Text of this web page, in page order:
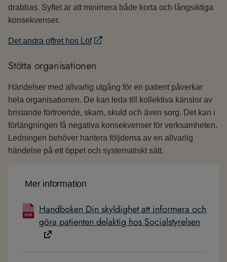
drabbas. Syftet är att minimera både korta och långsiktiga
konsekvenser.
Det andra offret hos Löf
Stötta organisationen
Händelser med allvarlig utgång för en patient påverkar
hela organisationen. De kan leda till kollektiva känslor av
bristande förtroende, skam, skuld och även sorg. Det kan i
förlängningen få negativa konsekvenser för verksamheten.
Ledningen behöver hantera följderna av en allvarlig
händelse på ett öppet och systematiskt sätt.
Mer information
Handboken Din skyldighet att informera och
göra patienten delaktig hos Socialstyrelsen